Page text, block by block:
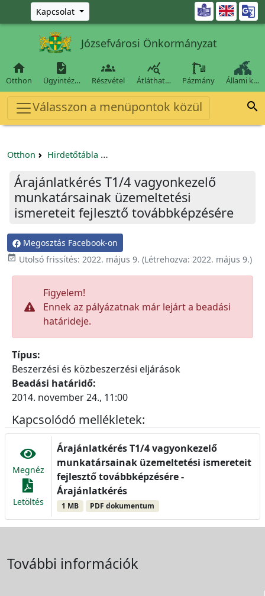
Ugrás a fő tartalomra
Kapcsolat 
Józsefvárosi Önkormányzat

Otthon

Ügyintéz…

Részvétel

Átláthat… Pázmány Állami k…
Válasszon a menüpontok közül 
Otthon Hirdetőtábla
Árajánlatkérés T1/4 vagyonkezelő
munkatársainak üzemeltetési
ismereteit fejlesztő továbbképzésére
Megosztás Facebook-on
 Utolsó frissítés: 2022. május 9. (Létrehozva: 2022. május 9.)
Figyelem!
Ennek az pályázatnak már lejárt a beadási
határideje.
Típus:
Beszerzési és közbeszerzési eljárások
Beadási határidő:
2014. november 24., 11:00
Kapcsolódó mellékletek:
Megnéz
Letöltés
Árajánlatkérés T1/4 vagyonkezelő
munkatársainak üzemeltetési ismereteit
fejlesztő továbbképzésére -
Árajánlatkérés
1 MB PDF dokumentum
További információk